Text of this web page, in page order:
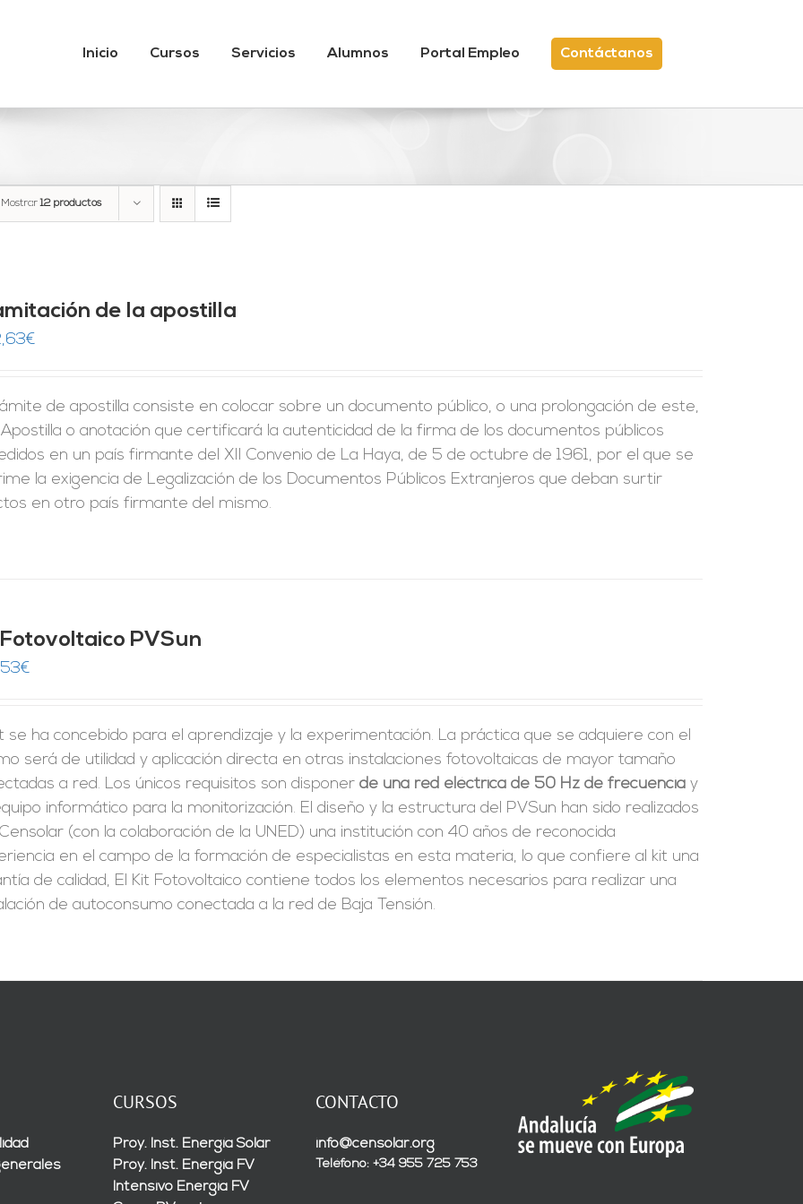
Inicio Cursos Servicios Alumnos Portal Empleo Contáctanos
Mostrar12 productos
de la apostilla
€
de apostilla consiste en colocar sobre un documento público, o una prolongación de este,
o anotación que certificará la autenticidad de la firma de los documentos públicos
en un país firmante del XII Convenio de La Haya, de 5 de octubre de 1961, por el que se
la exigencia de Legalización de los Documentos Públicos Extranjeros que deban surtir
en otro país firmante del mismo.
PVSun
€
se ha concebido para el aprendizaje y la experimentación. La práctica que se adquiere con el
será de utilidad y aplicación directa en otras instalaciones fotovoltaicas de mayor tamaño
a red. Los únicos requisitos son disponerde una red eléctrica de 50 Hz de frecuencia y
informático para la monitorización. El diseño y la estructura del PVSun han sido realizados
(con la colaboración de la UNED) una institución con 40 años de reconocida
en el campo de la formación de especialistas en esta materia, lo que confiere al kit una
de calidad, El Kit Fotovoltaico contiene todos los elementos necesarios para realizar una
de autoconsumo conectada a la red de Baja Tensión.
CURSOS
Proy. Inst. Energía Solar
Proy. Inst. Energía FV
Intensivo Energía FV
CONTACTO
info@censolar.org
Teléfono: +34 955 725 753